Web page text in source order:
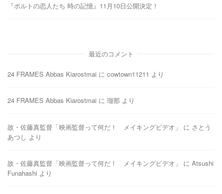
『ポルトの恋人たち 時の記憶』11月10日公開決定！
最近のコメント
24 FRAMES Abbas Kiarostmai に cowtown11211 より
24 FRAMES Abbas Kiarostmai に 瑠那 より
故・佐藤真監督「映画監督って何だ！ メイキングビデオ」 に さとう
あつし より
故・佐藤真監督「映画監督って何だ！ メイキングビデオ」 に Atsushi
Funahashi より